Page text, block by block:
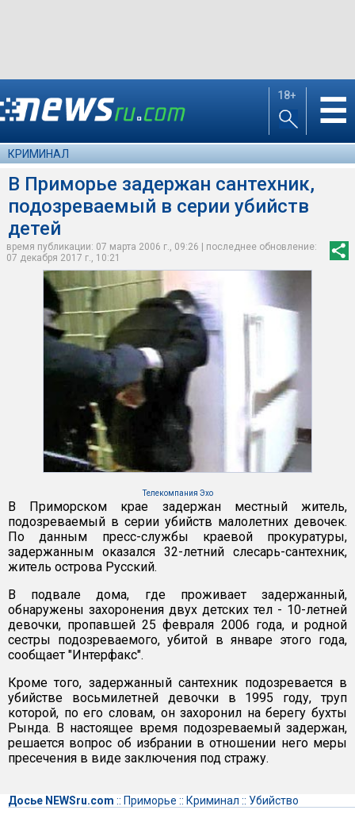
18+ ☰
КРИМИНАЛ
В Приморье задержан сантехник,
подозреваемый в серии убийств
детей
время публикации: 07 марта 2006 г., 09:26 | последнее обновление:
07 декабря 2017 г., 10:21
Телекомпания Эхо
В Приморском крае задержан местный житель,
подозреваемый в серии убийств малолетних девочек.
По данным пресс-службы краевой прокуратуры,
задержанным оказался 32-летний слесарь-сантехник,
житель острова Русский.
В подвале дома, где проживает задержанный,
обнаружены захоронения двух детских тел - 10-летней
девочки, пропавшей 25 февраля 2006 года, и родной
сестры подозреваемого, убитой в январе этого года,
сообщает "Интерфакс".
Кроме того, задержанный сантехник подозревается в
убийстве восьмилетней девочки в 1995 году, труп
которой, по его словам, он захоронил на берегу бухты
Рында. В настоящее время подозреваемый задержан,
решается вопрос об избрании в отношении него меры
пресечения в виде заключения под стражу.
Досье NEWSru.com :: Приморье :: Криминал :: Убийство